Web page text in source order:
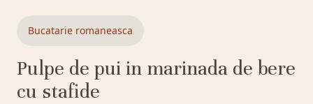
Bucatarie romaneasca
Pulpe de pui in marinada de bere
cu stafide